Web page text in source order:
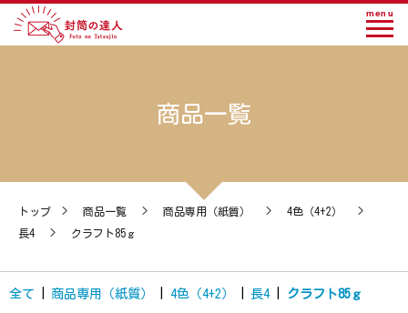
menu
商品一覧
トップ > 商品一覧 > 商品専用（紙質） > 4色（4+2）
>
長4
> クラフト85ｇ
全て 商品専用（紙質） 4色（4+2） 長4 クラフト85ｇ